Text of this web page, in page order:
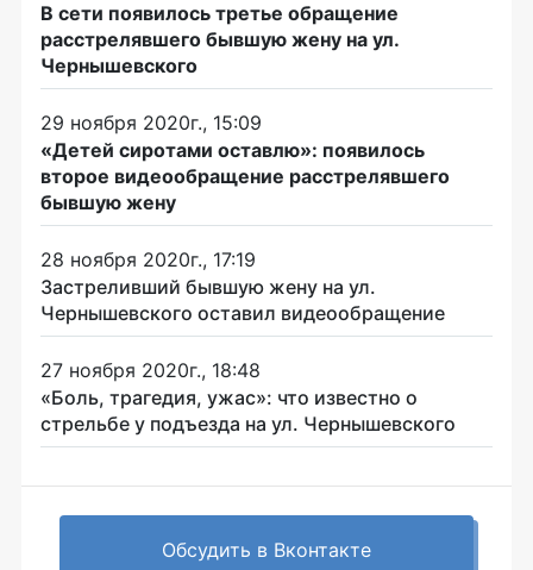
В сети появилось третье обращение
расстрелявшего бывшую жену на ул.
Чернышевского
29 ноября 2020г., 15:09
«Детей сиротами оставлю»: появилось
второе видеообращение расстрелявшего
бывшую жену
28 ноября 2020г., 17:19
Застреливший бывшую жену на ул.
Чернышевского оставил видеообращение
27 ноября 2020г., 18:48
«Боль, трагедия, ужас»: что известно о
стрельбе у подъезда на ул. Чернышевского
Обсудить в Вконтакте